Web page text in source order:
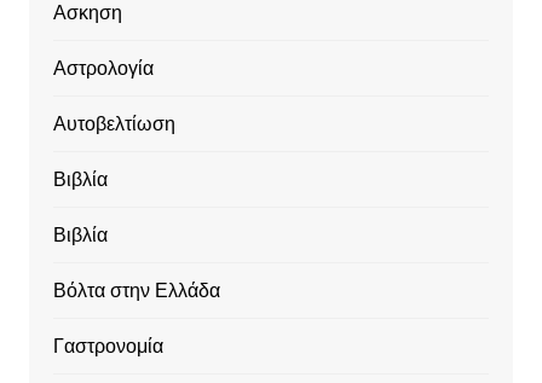
Ασκηση
Αστρολογία
Αυτοβελτίωση
Βιβλία
Βιβλία
Βόλτα στην Ελλάδα
Γαστρονομία